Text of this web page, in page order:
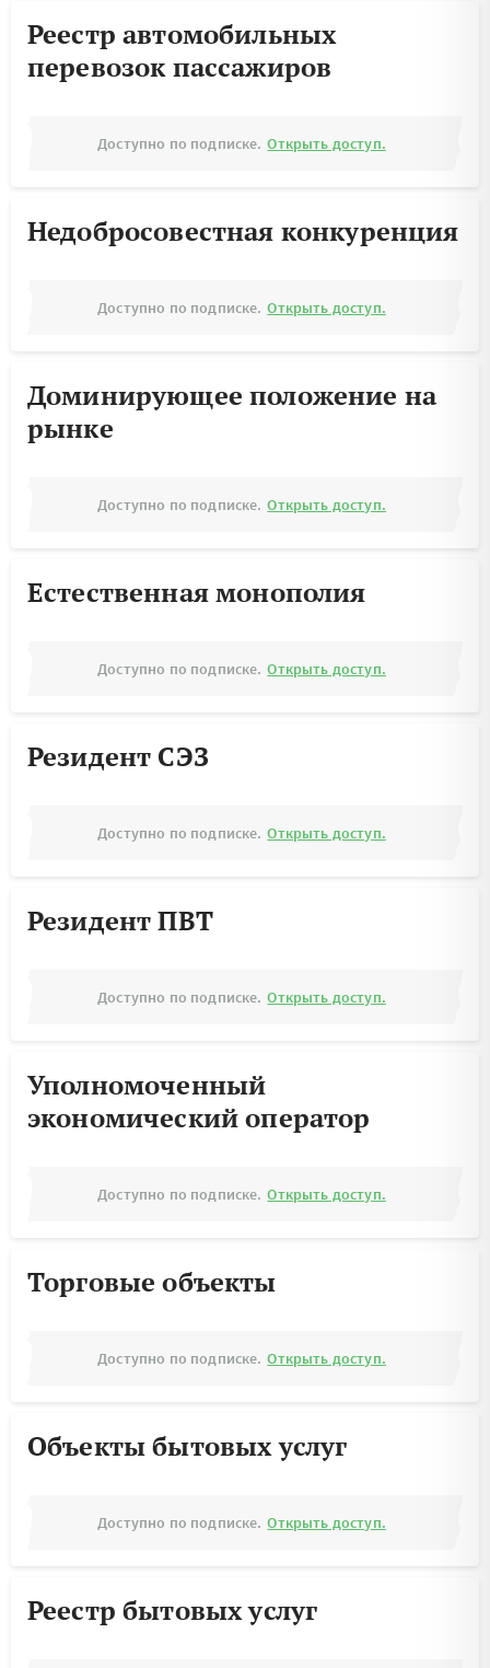
Реестр автомобильных
перевозок пассажиров
Доступно по подписке. Открыть доступ.
Недобросовестная конкуренция
Доступно по подписке. Открыть доступ.
Доминирующее положение на
рынке
Доступно по подписке. Открыть доступ.
Естественная монополия
Доступно по подписке. Открыть доступ.
Резидент СЭЗ
Доступно по подписке. Открыть доступ.
Резидент ПВТ
Доступно по подписке. Открыть доступ.
Уполномоченный
экономический оператор
Доступно по подписке. Открыть доступ.
Торговые объекты
Доступно по подписке. Открыть доступ.
Объекты бытовых услуг
Доступно по подписке. Открыть доступ.
Реестр бытовых услуг